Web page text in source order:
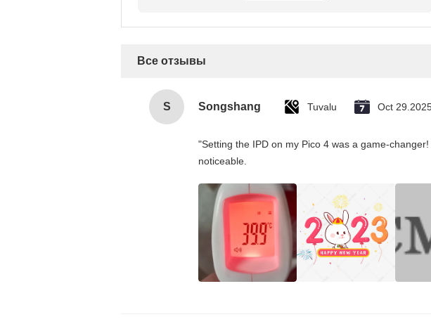
Все отзывы
S Songshang Tuvalu Oct
"Setting the IPD on my Pico 4 was a game-
noticeable.